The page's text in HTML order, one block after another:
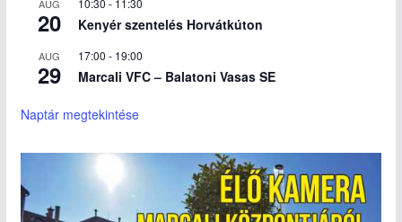
AUG
20 Kenyér szentelés Horvátkúton
AUG
29
17:00 - 19:00
Marcali VFC – Balatoni Vasas SE
Naptár megtekintése